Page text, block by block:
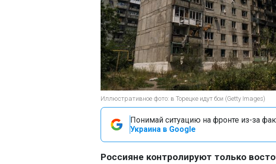
Иллюстративное фото: в Торецке идут бои (Getty Images)
Понимай ситуацию на фронте из-за
Украина в Google
Россияне контролируют только